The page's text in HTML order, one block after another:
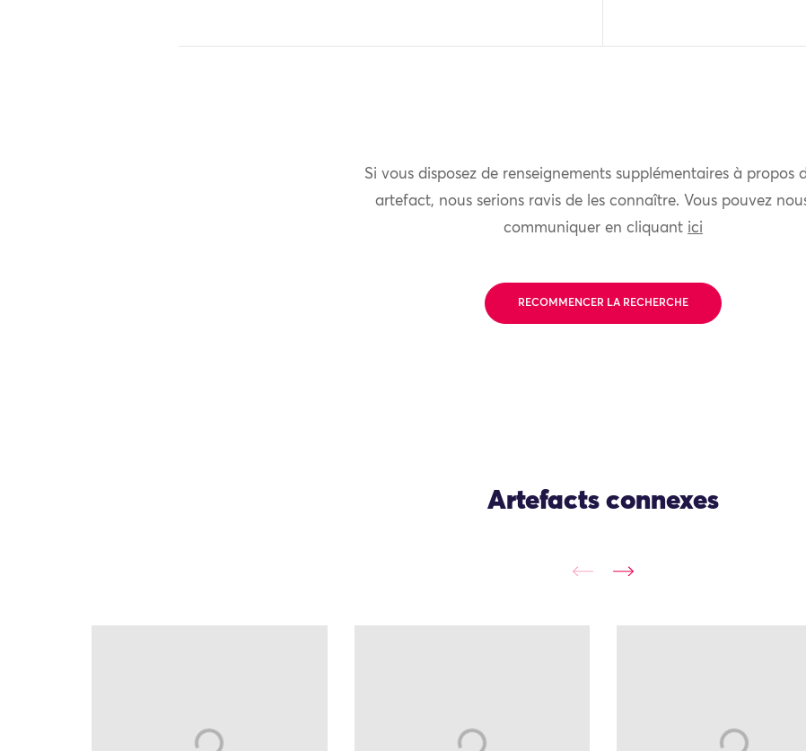
Si vous disposez de renseignements supplémentaires à propos
artefact, nous serions ravis de les connaître. Vous pouvez
communiquer en cliquant ici
RECOMMENCER LA RECHERCHE
Artefacts connexes